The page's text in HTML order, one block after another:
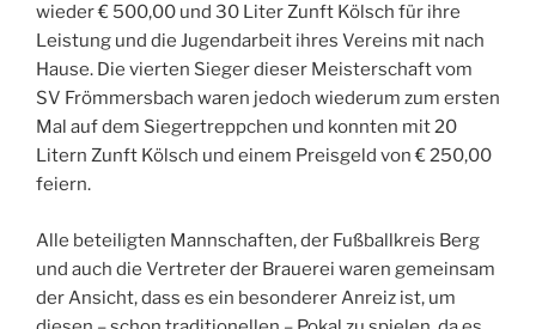
wieder € 500,00 und 30 Liter Zunft Kölsch für ihre
Leistung und die Jugendarbeit ihres Vereins mit nach
Hause. Die vierten Sieger dieser Meisterschaft vom
SV Frömmersbach waren jedoch wiederum zum ersten
Mal auf dem Siegertreppchen und konnten mit 20
Litern Zunft Kölsch und einem Preisgeld von € 250,00
feiern.
Alle beteiligten Mannschaften, der Fußballkreis Berg
und auch die Vertreter der Brauerei waren gemeinsam
der Ansicht, dass es ein besonderer Anreiz ist, um